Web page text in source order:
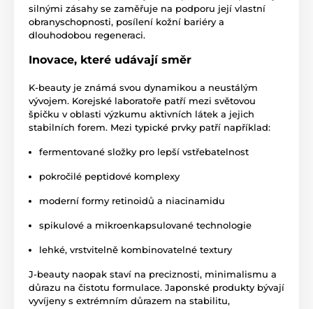
silnými zásahy se zaměřuje na podporu její vlastní
obranyschopnosti, posílení kožní bariéry a
dlouhodobou regeneraci.
Inovace, které udávají směr
K-beauty je známá svou dynamikou a neustálým
vývojem. Korejské laboratoře patří mezi světovou
špičku v oblasti výzkumu aktivních látek a jejich
stabilních forem. Mezi typické prvky patří například:
fermentované složky pro lepší vstřebatelnost
pokročilé peptidové komplexy
moderní formy retinoidů a niacinamidu
spikulové a mikroenkapsulované technologie
lehké, vrstvitelně kombinovatelné textury
J-beauty naopak staví na preciznosti, minimalismu a
důrazu na čistotu formulace. Japonské produkty bývají
vyvíjeny s extrémním důrazem na stabilitu,